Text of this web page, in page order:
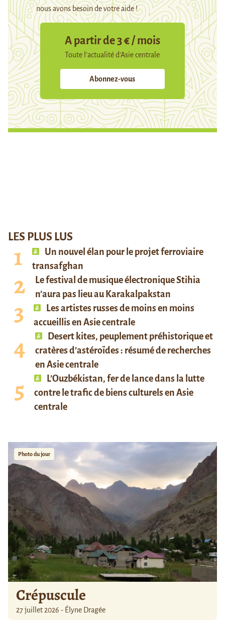
nous avons besoin de votre aide !
A partir de 3 € / mois
Toute l’actualité d’Asie centrale
Abonnez-vous
LES PLUS LUS
Un nouvel élan pour le projet ferroviaire
transafghan
Le festival de musique électronique Stihia
n’aura pas lieu au Karakalpakstan
Les artistes russes de moins en moins
accueillis en Asie centrale
Desert kites, peuplement préhistorique et
cratères d’astéroïdes : résumé de recherches
en Asie centrale
L’Ouzbékistan, fer de lance dans la lutte
contre le trafic de biens culturels en Asie
centrale
Photo du jour
Crépuscule
27 juillet 2026 - Élyne Dragée